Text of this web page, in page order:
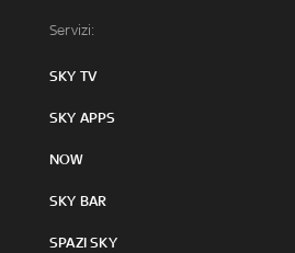
Servizi:
SKY TV
SKY APPS
NOW
SKY BAR
SPAZI SKY